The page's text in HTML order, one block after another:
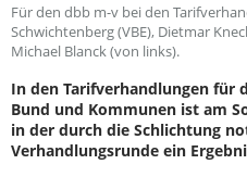
Für den dbb m-v bei den
Schwichtenberg (VBE), Dietmar
Michael Blanck (von links).
In den Tarifverhandlungen für
Bund und Kommunen ist am
in der durch die Schlichtung
Verhandlungsrunde ein